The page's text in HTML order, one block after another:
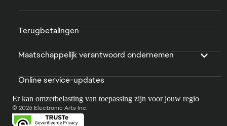
Terugbetalingen
Maatschappelijk verantwoord ondernemen
Online service-updates
Er kan omzetbelasting van toepassing zijn voor jouw regio
© 2026 Electronic Arts Inc.